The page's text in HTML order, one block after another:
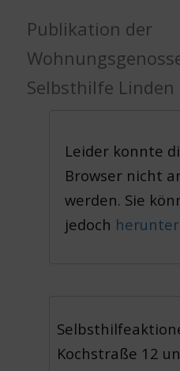
Publikation der
Selbsthilfe Linden
Leider konnte
Browser nicht
werden. Sie
jedoch
Kochstraße 12